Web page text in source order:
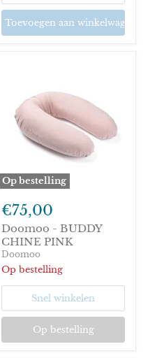
Toevoegen aan winkelwagen
Op bestelling
BUDDY
CHINE
PINK
€75,00
Doomoo - BUDDY
CHINE PINK
Doomoo
Op bestelling
Snel winkelen
Op bestelling